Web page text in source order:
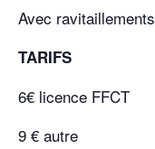
Avec ravitaillements
TARIFS
6€ licence FFCT
9 € autre